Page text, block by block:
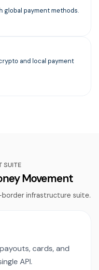
global payment methods.
and local payment
SUITE
Movement
border infrastructure suite.
cards, and
API.